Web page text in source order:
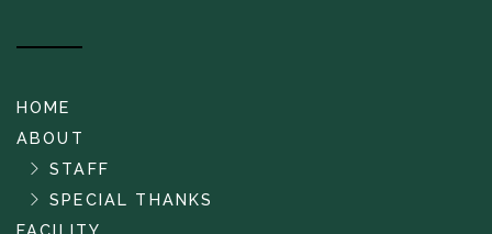
HOME
ABOUT
STAFF
SPECIAL THANKS
FACILITY